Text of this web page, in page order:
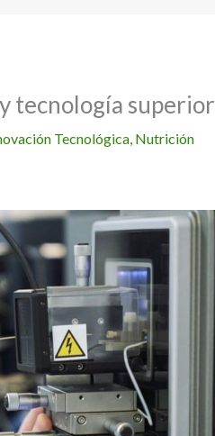
tecnología superior
Tecnológica, Nutrición